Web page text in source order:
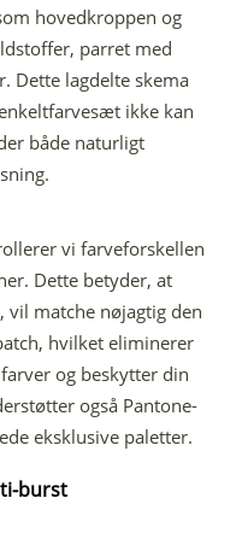
hovedkroppen og
parret med
Dette lagdelte skema
ikke kan
både naturligt
vi farveforskellen
Dette betyder, at
vil matche nøjagtig den
hvilket eliminerer
og beskytter din
også Pantone-
eksklusive paletter.
burst